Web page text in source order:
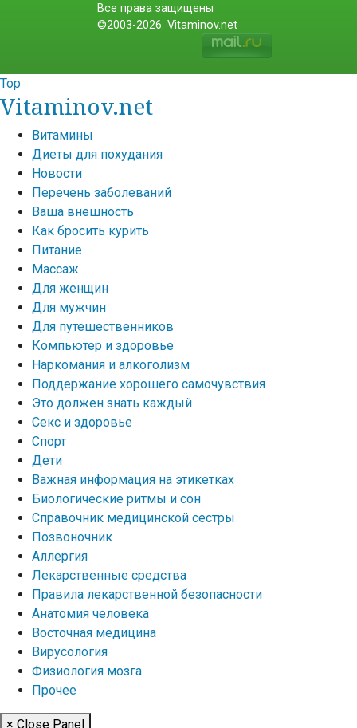
Все права защищены
©2003-2026. Vitaminov.net
Top
Vitaminov.net
Витамины
Диеты для похудания
Новости
Перечень заболеваний
Ваша внешность
Как бросить курить
Питание
Массаж
Для женщин
Для мужчин
Для путешественников
Компьютер и здоровье
Наркомания и алкоголизм
Поддержание хорошего самочувствия
Это должен знать каждый
Секс и здоровье
Спорт
Дети
Важная информация на этикетках
Биологические ритмы и сон
Справочник медицинской сестры
Позвоночник
Аллергия
Лекарственные средства
Правила лекарственной безопасности
Aнатомия человека
Восточная медицина
Вирусология
Физиология мозга
Прочее
× Close Panel